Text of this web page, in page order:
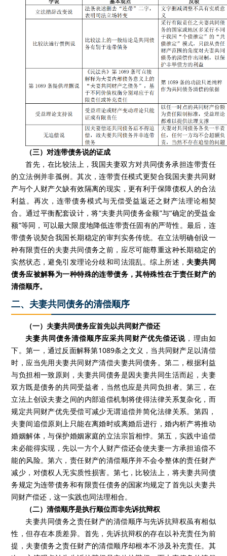
（三）对连带债务说的证成
首先，在比较法上，我国夫妻双方对共同债务承担连带责任
的立法例并非孤例。其次，连带责任模式更契合我国夫妻共同财
产与个人财产欠缺有效隔离的现实，更有利于保障债权人的合法
利益。再次，连带债务模式与无偿受益返还之财产法理论相契
合。通过平衡配套设计，将“夫妻共同债务金额”与“确定的受益金
额”等同，可以最大限度地降低连带责任固有的严苛性。最后，连
带债务说契合我国长期稳定的审判实务传统。在立法明确创设一
种有限责任的夫妻共同债务之前，应尽可能尊重这种长期稳定的
实然状态，避免引发理论分歧和司法混乱。综上所述， 夫妻共同
债务应被解释为一种特殊的连带债务，其特殊性在于责任财产的
清偿顺序。
二、夫妻共同债务的清偿顺序
（一）夫妻共同债务应首先以共同财产偿还
夫妻共同债务清偿顺序应采共同财产优先偿还说 ，理由如
下。第一，通过反面解释第1089条之文义，当共同财产足以清偿
时，应当先用夫妻共同财产清偿夫妻共同债务。第二，根据利益
与负担相一致原则，夫妻共同债务是因夫妻共同生活而起，夫妻
双方既是债务的共同受益者，当然也应是共同负担者。第三，在
立法上创设夫妻之间的内部追偿机制将使得法律关系复杂化，而
规定共同财产优先受偿可减少无谓追偿并简化法律关系。第四，
夫妻间追偿原则上只能在离婚时或离婚后进行，婚内析产将推动
婚姻解体，与保护婚姻家庭的立法宗旨相悖。第五，实践中追偿
未必能得实现，先以一方个人财产偿还会使夫妻一方承担追偿不
能的风险。第六，责任财产的清偿顺序并不会令整体的责任财产
减少，对债权人无实质性损害。第七，比较法上，将夫妻共同债
务规定为连带债务和有限责任债务的国家均规定了首先以夫妻共
同财产偿还，这一实践也同法理相合。
（二）清偿顺序是执行顺位而非先诉抗辩权
夫妻共同债务之责任财产的清偿顺序与先诉抗辩权虽有相似
性，但存在本质差异。首先，先诉抗辩权的存在以补充责任为前
提，夫妻债务之责任财产的清偿顺序却根本不涉及补充责任。其